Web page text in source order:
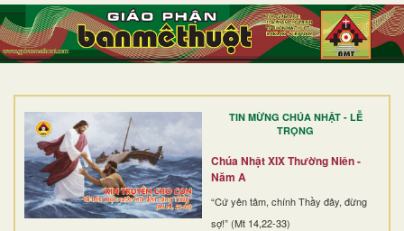
TIN MỪNG CHÚA NHẬT - LỄ
TRỌNG
Chúa Nhật XIX Thường Niên -
Năm A
“Cứ yên tâm, chính Thầy đây, đừng
sợ!” (Mt 14,22-33)
TRANG NHẤT
GIỚI THIỆU
DÒNG TU
BAN MỤC VỤ
ĐOÀN THỂ CG